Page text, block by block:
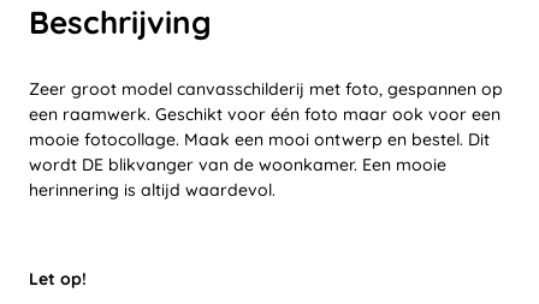
Beschrijving
Zeer groot model canvasschilderij met foto, gespannen op
een raamwerk. Geschikt voor één foto maar ook voor een
mooie fotocollage. Maak een mooi ontwerp en bestel. Dit
wordt DE blikvanger van de woonkamer. Een mooie
herinnering is altijd waardevol.
Let op!